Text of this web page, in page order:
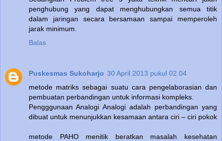
penghubung yang dapat menghubungkan semua titik
dalam jaringan secara bersamaan sampai memperoleh
jarak minimum.
Balas
Puskesmas Sukoharjo 30 April 2013 pukul 02.04
metode matriks sebagai suatu cara pengelaborasian dan
pembuatan perbandingan untuk informasi kompleks.
Pengggunaan Analogi Analogi adalah perbandingan yang
dibuat untuk menunjukkan kesamaan antara ciri – ciri pokok
metode PAHO menitik beratkan masalah kesehatan